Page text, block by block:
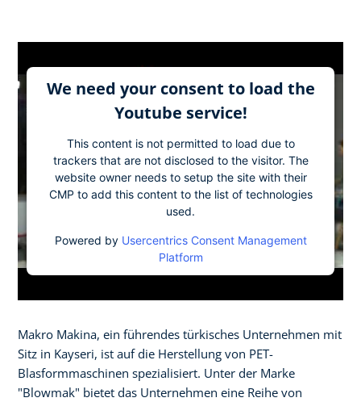
We need your consent to load the
Youtube service!
This content is not permitted to load due to
trackers that are not disclosed to the visitor. The
website owner needs to setup the site with their
CMP to add this content to the list of technologies
used.
Powered by Usercentrics Consent Management
Platform
Makro Makina, ein führendes türkisches Unternehmen mit
Sitz in Kayseri, ist auf die Herstellung von PET-
Blasformmaschinen spezialisiert. Unter der Marke
"Blowmak" bietet das Unternehmen eine Reihe von